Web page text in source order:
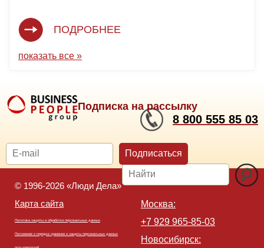
ПОДРОБНЕЕ
показать все »
Подписка на рассылку
8 800 555 85 03
Подписаться
© 1996-2026 «Люди Дела»
Карта сайта
Политика защиты и обработки персональных данных
Положение о порядке хранения и защиты персональных данных
Москва:
+7 929 965-85-03
Новосибирск: